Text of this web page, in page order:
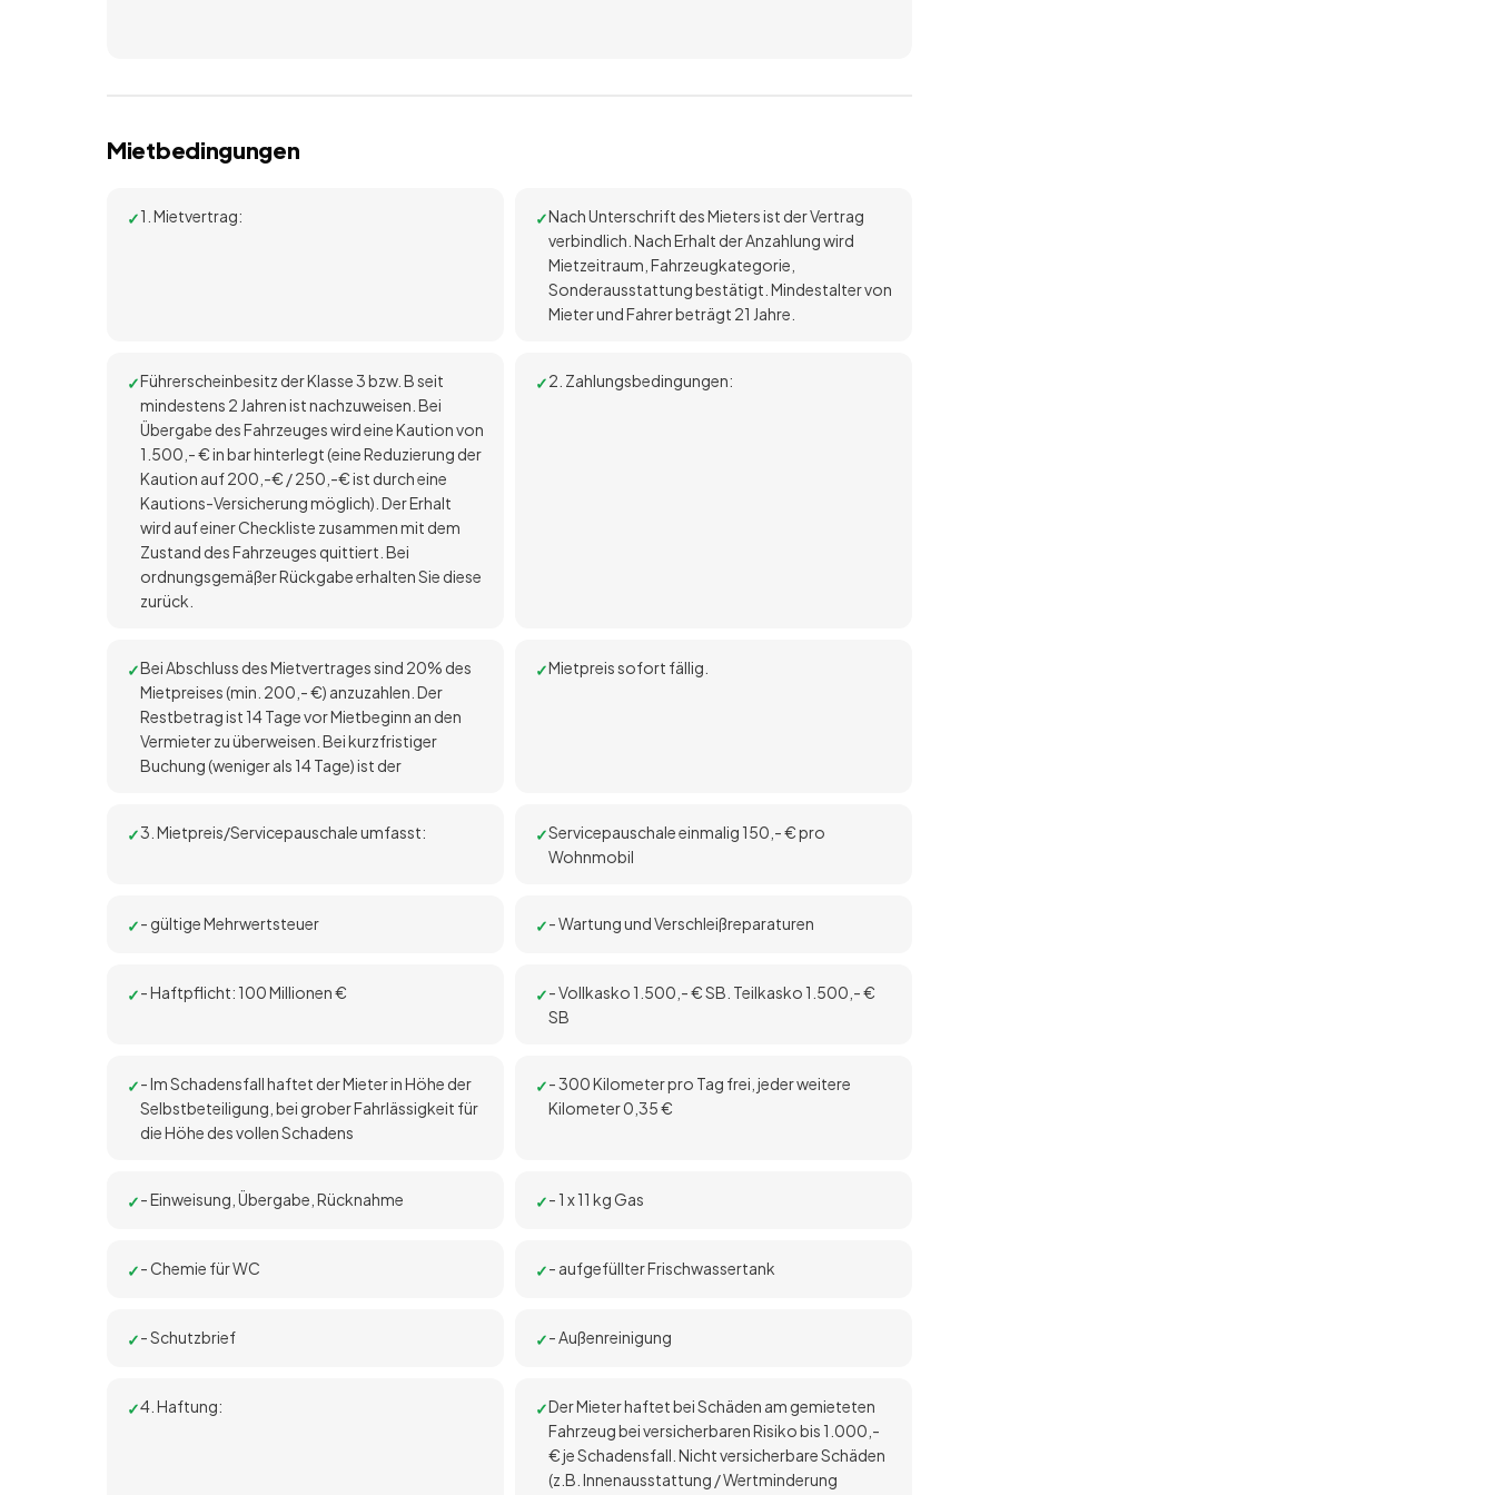
Mietbedingungen
1. Mietvertrag:
Nach Unterschrift des Mieters ist der Vertrag
verbindlich. Nach Erhalt der Anzahlung wird
Mietzeitraum, Fahrzeugkategorie,
Sonderausstattung bestätigt. Mindestalter von
Mieter und Fahrer beträgt 21 Jahre.
Führerscheinbesitz der Klasse 3 bzw. B seit
mindestens 2 Jahren ist nachzuweisen. Bei
Übergabe des Fahrzeuges wird eine Kaution von
1.500,- € in bar hinterlegt (eine Reduzierung der
Kaution auf 200,-€ / 250,-€ ist durch eine
Kautions-Versicherung möglich). Der Erhalt
wird auf einer Checkliste zusammen mit dem
Zustand des Fahrzeuges quittiert. Bei
ordnungsgemäßer Rückgabe erhalten Sie diese
zurück.
2. Zahlungsbedingungen:
Bei Abschluss des Mietvertrages sind 20% des
Mietpreises (min. 200,- €) anzuzahlen. Der
Restbetrag ist 14 Tage vor Mietbeginn an den
Vermieter zu überweisen. Bei kurzfristiger
Buchung (weniger als 14 Tage) ist der
Mietpreis sofort fällig.
3. Mietpreis/Servicepauschale umfasst:
Servicepauschale einmalig 150,- € pro
Wohnmobil
- gültige Mehrwertsteuer - Wartung und Verschleißreparaturen
- Haftpflicht: 100 Millionen €
- Vollkasko 1.500,- € SB. Teilkasko 1.500,- €
SB
- Im Schadensfall haftet der Mieter in Höhe der
Selbstbeteiligung, bei grober Fahrlässigkeit für
die Höhe des vollen Schadens
- 300 Kilometer pro Tag frei, jeder weitere
Kilometer 0,35 €
- Einweisung, Übergabe, Rücknahme - 1 x 11 kg Gas
- Chemie für WC - aufgefüllter Frischwassertank
- Schutzbrief - Außenreinigung
4. Haftung:
Der Mieter haftet bei Schäden am gemieteten
Fahrzeug bei versicherbaren Risiko bis 1.000,-
€ je Schadensfall. Nicht versicherbare Schäden
(z.B. Innenausstattung / Wertminderung